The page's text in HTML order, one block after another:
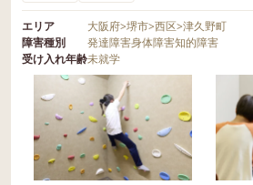
エリア 大阪府>堺市>西区>津久野町
障害種別
発達障害身体障害知的障害
受け入れ年齢未就学